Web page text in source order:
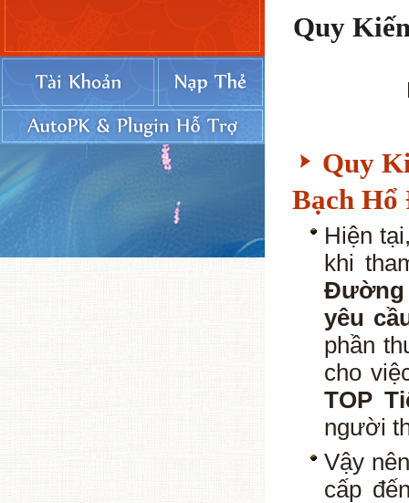
Quy
Quy
Bạch Hổ
Hiện
khi
Đường
yêu
phần
cho
TOP
người
Vậy
cấp